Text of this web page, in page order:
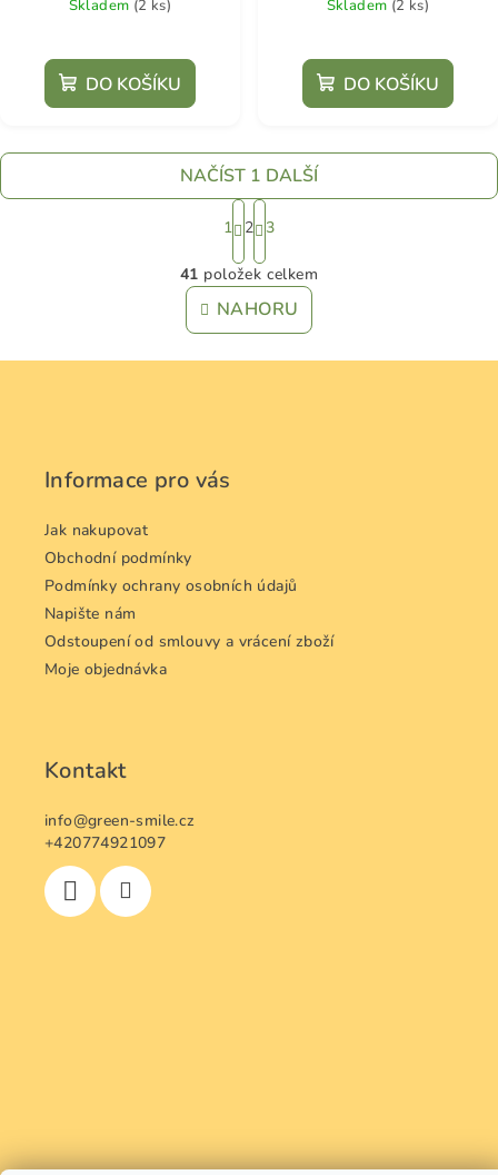
Skladem (2 ks)
DO KOŠÍKU
Skladem (2 ks)
DO KOŠÍKU
O
v
l
á
d
v
p
NAČÍST 1 DALŠÍ
S
t
r
á
n
k
o
v
1 2 3
41 položek celkem
NAHORU
Informace pro vás
Jak nakupovat
Obchodní podmínky
Podmínky ochrany osobních údajů
Napište nám
Odstoupení od smlouvy a vrácení zboží
Moje objednávka
Kontakt
info@green-smile.cz
+420774921097